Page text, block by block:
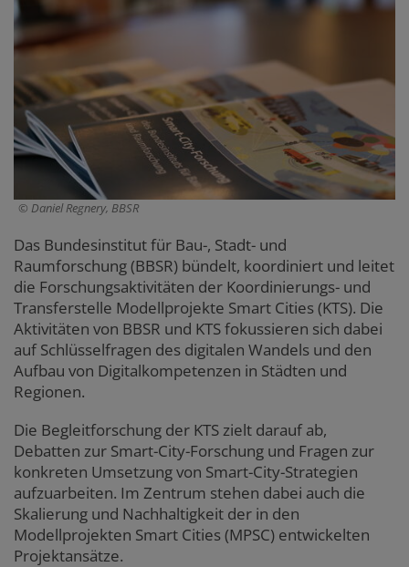
Daniel Regnery, BBSR
Das Bundesinstitut für Bau-, Stadt- und
Raumforschung (BBSR) bündelt, koordiniert und leitet
die Forschungsaktivitäten der Koordinierungs- und
Transferstelle Modellprojekte Smart Cities (KTS). Die
Aktivitäten von BBSR und KTS fokussieren sich dabei
auf Schlüsselfragen des digitalen Wandels und den
Aufbau von Digitalkompetenzen in Städten und
Regionen.
Die Begleitforschung der KTS zielt darauf ab,
Debatten zur Smart-City-Forschung und Fragen zur
konkreten Umsetzung von Smart-City-Strategien
aufzuarbeiten. Im Zentrum stehen dabei auch die
Skalierung und Nachhaltigkeit der in den
Modellprojekten Smart Cities (MPSC) entwickelten
Projektansätze.